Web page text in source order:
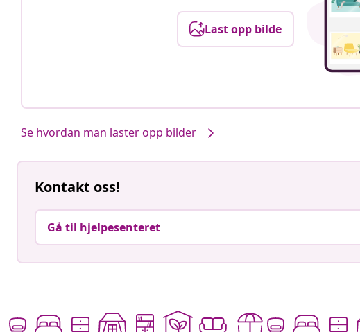
Last opp bilde
Se hvordan man laster opp bilder
Kontakt oss!
Gå til hjelpesenteret